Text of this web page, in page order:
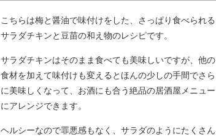
こちらは梅と醤油で味付けをした、さっぱり食べられる
サラダチキンと豆苗の和え物のレシピです。
サラダチキンはそのまま食べても美味しいですが、他の
食材を加えて味付けも変えるとほんの少しの手間でさら
に美味しくなって、お酒にも合う絶品の居酒屋メニュー
にアレンジできます。
ヘルシーなので罪悪感もなく、サラダのようにたくさん